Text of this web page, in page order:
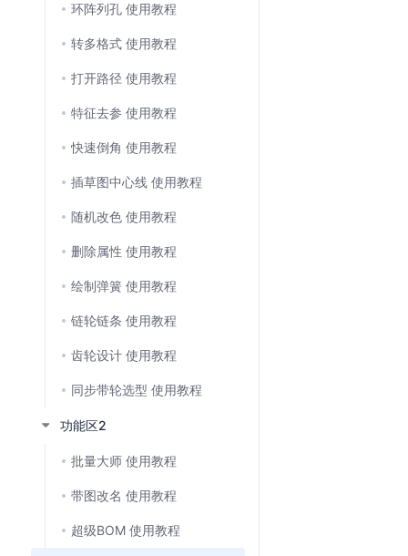
环阵列孔 使用教程
转多格式 使用教程
打开路径 使用教程
特征去参 使用教程
快速倒角 使用教程
插草图中心线 使用教程
随机改色 使用教程
删除属性 使用教程
绘制弹簧 使用教程
链轮链条 使用教程
齿轮设计 使用教程
同步带轮选型 使用教程
功能区2
批量大师 使用教程
带图改名 使用教程
超级BOM 使用教程